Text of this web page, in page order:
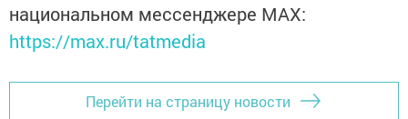
национальном мессенджере MАХ:
https://max.ru/tatmedia
Перейти на страницу новости